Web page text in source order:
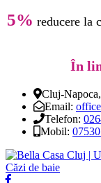
5% reducere la
În
Cluj-
Email:
Telefon:
Mobil: